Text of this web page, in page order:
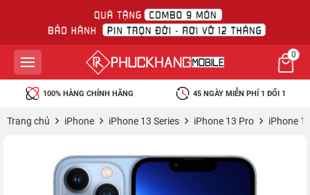
0
100% HÀNG CHÍNH HÃNG 45 NGÀY MIỄN PHÍ 1 ĐỔI 1
Trang chủ iPhone iPhone 13 Series iPhone 13 Pro iPhone